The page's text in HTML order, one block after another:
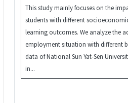
This study mainly focuses on the
students with different
learning outcomes. We analyze the
employment situation with different
data of National Sun Yat-Sen
in...